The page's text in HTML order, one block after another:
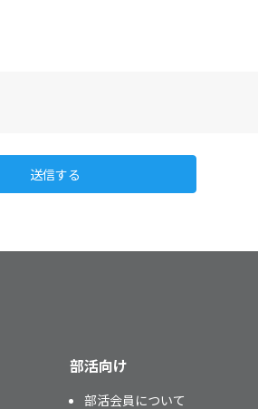
送信する
部活向け
部活会員について